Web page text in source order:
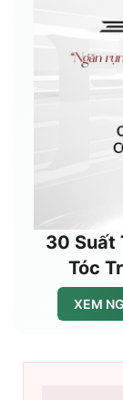
30 Suất
Tóc
XEM